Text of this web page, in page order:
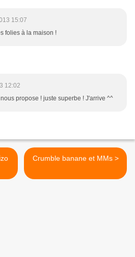
15:07
folies à la maison !
12:02
propose ! juste superbe ! J'arrive ^^
Crumble banane et MMs >